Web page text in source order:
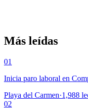
Más leídas
01
Inicia paro laboral en
Playa del Carmen·1,988
02